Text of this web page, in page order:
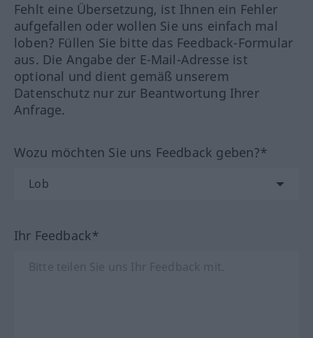
Fehlt eine Übersetzung, ist Ihnen ein Fehler
aufgefallen oder wollen Sie uns einfach mal
loben? Füllen Sie bitte das Feedback-Formular
aus. Die Angabe der E-Mail-Adresse ist
optional und dient gemäß unserem
Datenschutz nur zur Beantwortung Ihrer
Anfrage.
Wozu möchten Sie uns Feedback geben?*
Ihr Feedback*